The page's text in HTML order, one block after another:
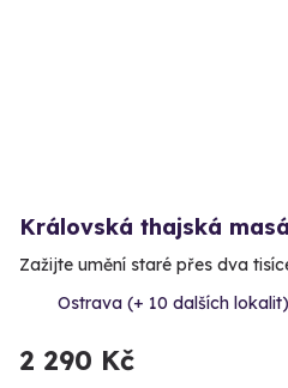
Královská thajská
Zažijte umění staré přes dva
Ostrava (+ 10 dalších lokalit)
2 290 Kč